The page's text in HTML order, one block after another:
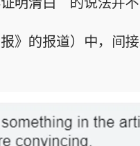
》的报道）中，间